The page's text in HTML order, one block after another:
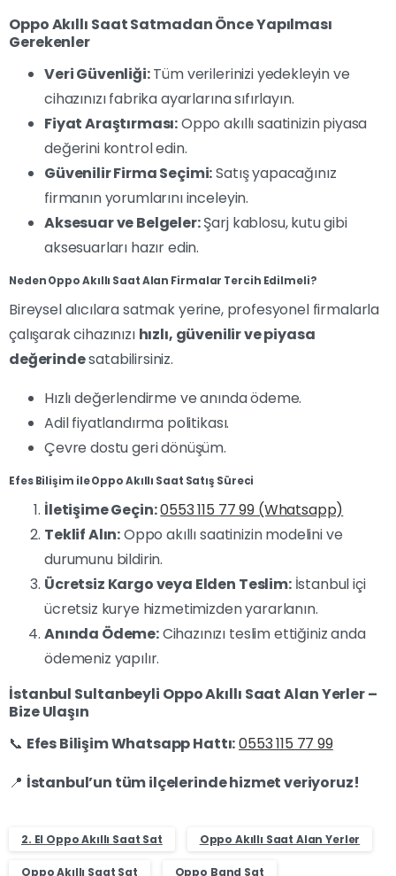
Oppo Akıllı Saat Satmadan Önce Yapılması
Gerekenler
Veri Güvenliği:Tüm verilerinizi yedekleyin ve
cihazınızı fabrika ayarlarına sıfırlayın.
Fiyat Araştırması:Oppo akıllı saatinizin piyasa
değerini kontrol edin.
Güvenilir Firma Seçimi:Satış yapacağınız
firmanın yorumlarını inceleyin.
Aksesuar ve Belgeler:Şarj kablosu, kutu gibi
aksesuarları hazır edin.
Neden Oppo Akıllı Saat Alan Firmalar Tercih Edilmeli?
Bireysel alıcılara satmak yerine, profesyonel firmalarla
çalışarak cihazınızı hızlı, güvenilir ve piyasa
değerindesatabilirsiniz.
Hızlı değerlendirme ve anında ödeme.
Adil fiyatlandırma politikası.
Çevre dostu geri dönüşüm.
Efes Bilişim ile Oppo Akıllı Saat Satış Süreci
İletişime Geçin:0553 115 77 99 (Whatsapp)
Teklif Alın:Oppo akıllı saatinizin modelini ve
durumunu bildirin.
Ücretsiz Kargo veya Elden Teslim:İstanbul içi
ücretsiz kurye hizmetimizden yararlanın.
Anında Ödeme:Cihazınızı teslim ettiğiniz anda
ödemeniz yapılır.
İstanbul Sultanbeyli Oppo Akıllı Saat Alan Yerler –
Bize Ulaşın
📞 Efes Bilişim Whatsapp Hattı:0553 115 77 99
📍 İstanbul’un tüm ilçelerinde hizmet veriyoruz!
2. El Oppo Akıllı Saat Sat Oppo Akıllı Saat Alan Yerler
Oppo Akıllı Saat Sat Oppo Band Sat